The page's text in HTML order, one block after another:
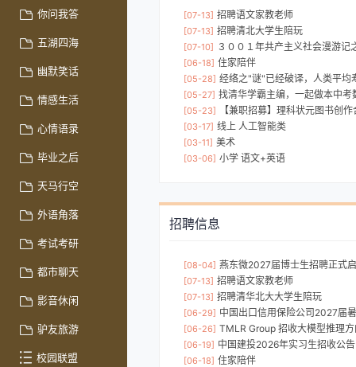
你问我答
五湖四海
幽默笑话
情感生活
心情语录
毕业之后
天马行空
外语角落
考试考研
都市聊天
影音休闲
驴友旅游
校园联盟
[07-13] 招聘语文家教老师
[07-13] 招聘清北大学生陪玩
[07-10] ３００１年共产主义社会漫游记之星球大战(人类历史
[06-18] 住家陪伴
[05-28] 经络之"谜"已经破译，人类平均寿命将再延长十年---- 经络学
[05-27] 找清华学霸主编，一起做本中考数
[05-23] 【兼职招募】理科状元图书创作
[03-17] 线上 人工智能类
[03-11] 美术
[03-06] 小学 语文+英语
招聘信息
[08-04] 燕东微2027届博士生招聘正式
[07-13] 招聘语文家教老师
[07-13] 招聘清华北大大学生陪玩
[06-29] 中国出口信用保险公司2027届
[06-26] TMLR Group 招收大模型推理
[06-19] 中国建投2026年实习生招收公告
[06-18] 住家陪伴